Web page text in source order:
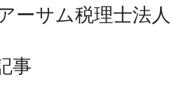
ーサム税理士法人
事